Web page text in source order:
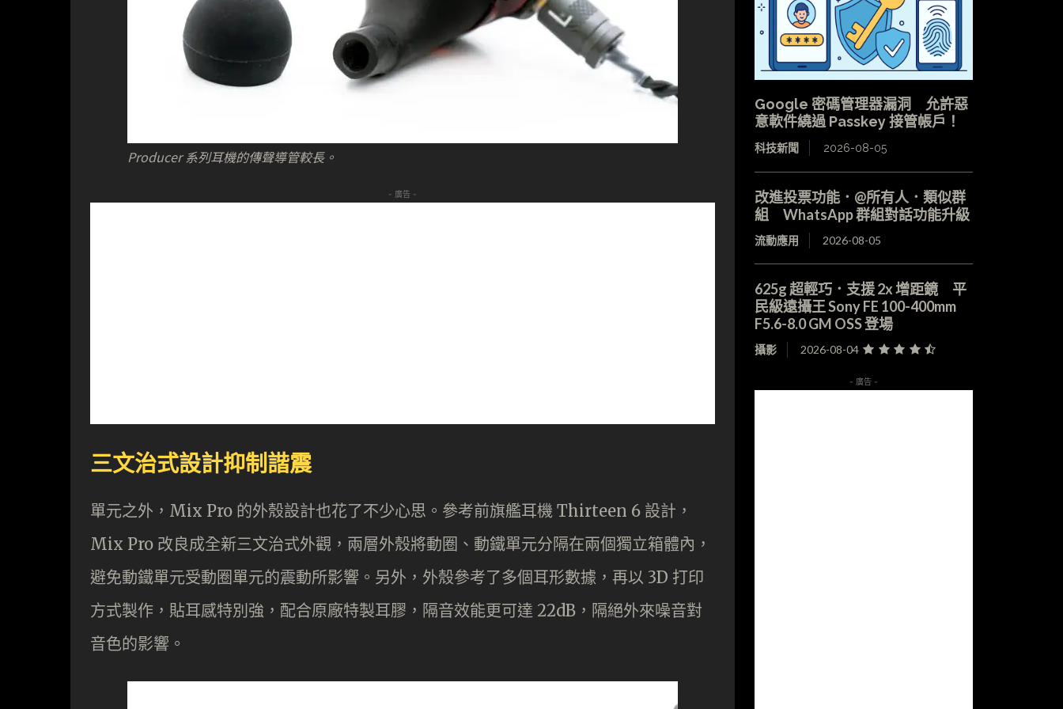
Producer 系列耳機的傳聲導管較長。
- 廣告 -
三文治式設計抑制諧震
單元之外，Mix Pro 的外殼設計也花了不少心思。參考前旗艦耳機 Thirteen 6 設計，
Mix Pro 改良成全新三文治式外觀，兩層外殼將動圈、動鐵單元分隔在兩個獨立箱體內，
避免動鐵單元受動圈單元的震動所影響。另外，外殼參考了多個耳形數據，再以 3D 打印
方式製作，貼耳感特別強，配合原廠特製耳膠，隔音效能更可達 22dB，隔絕外來噪音對
音色的影響。
Google 密碼管理器漏洞 允許惡
意軟件繞過 Passkey 接管帳戶！
科技新聞 2026-08-05
改進投票功能．@所有人．類似群
組 WhatsApp 群組對話功能升級
流動應用 2026-08-05
625g 超輕巧．支援 2x 增距鏡 平
民級遠攝王 Sony FE 100-400mm
F5.6-8.0 GM OSS 登場
攝影 2026-08-04
- 廣告 -